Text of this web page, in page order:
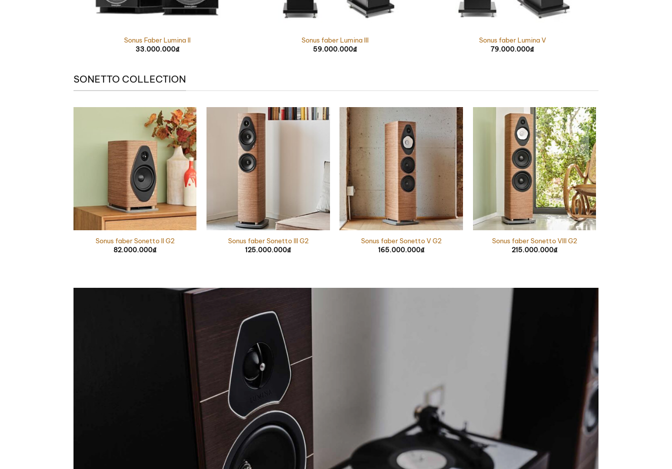
Sonus Faber Lumina II
33.000.000₫
Sonus faber Lumina III
59.000.000₫
Sonus faber Lumina V
79.000.000₫
SONETTO COLLECTION
Sonus faber Sonetto II G2
82.000.000₫
Sonus faber Sonetto III G2
125.000.000₫
Sonus faber Sonetto V G2
165.000.000₫
Sonus faber Sonetto VIII G2
215.000.000₫